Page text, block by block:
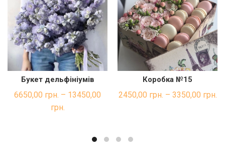
ШВИДКА ПОКУПКА
Букет дельфініумів
6650,00 грн. – 13450,00
грн.
ШВИДКА ПОКУПКА
Коробка №15
2450,00 грн. – 3350,00 грн.